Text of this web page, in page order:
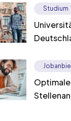
Studium
Optimale